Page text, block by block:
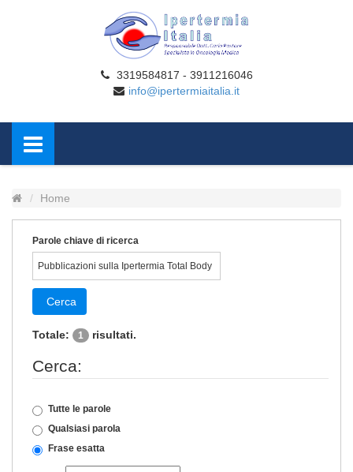
3319584817 - 3911216046
info@ipertermiaitalia.it
Home
Parole chiave di ricerca
Cerca
Totale: 1 risultati.
Cerca:
Tutte le parole
Qualsiasi parola
Frase esatta